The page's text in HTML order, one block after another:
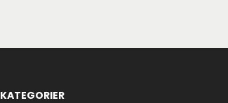
KATEGORIER